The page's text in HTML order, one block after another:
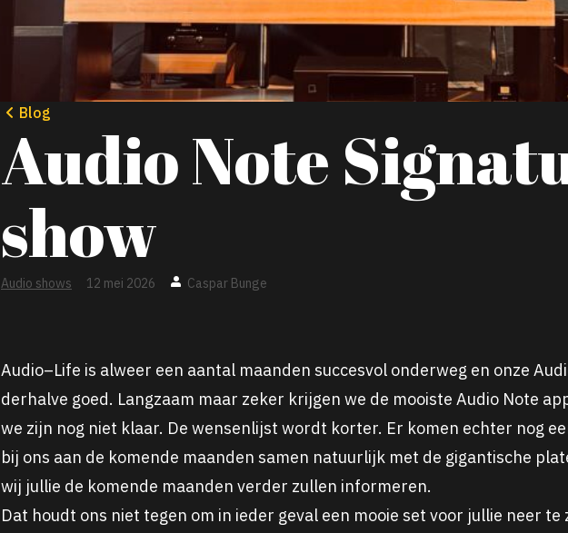
Blog
Audio Note
show
Audio shows 12 mei 2026 Caspar Bunge
Audio–Life is alweer een aantal maanden succesvol onderweg en onze
derhalve goed. Langzaam maar zeker krijgen we de mooiste Audio Note
we zijn nog niet klaar. De wensenlijst wordt korter. Er komen echter nog
bij ons aan de komende maanden samen natuurlijk met de gigantische
wij jullie de komende maanden verder zullen informeren.
Dat houdt ons niet tegen om in ieder geval een mooie set voor jullie neer